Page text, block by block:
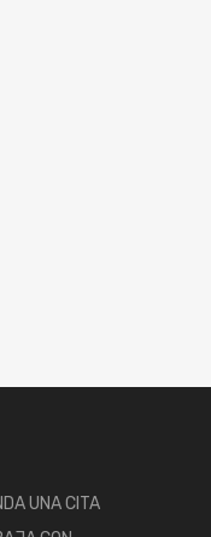
UNA CITA